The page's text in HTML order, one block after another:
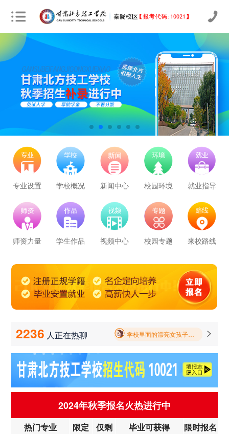
专业设置 学校概况 新闻中心 校园环境 就业指导
师资力量 学生作品 视频中心 校园专题 来校路线
2236 人正在热聊
学校里面的漂亮女孩子多不多呀
报名要带哪些东西
毕业以后的就业率怎么样呀
学校环境怎么样啊 视频上看上去还挺不 错的 有实地去看过的么
学校里面的漂亮女孩子多不多呀 
2024年秋季报名火热进行中
热门专业 限定 仅剩 毕业可获得 限时报名
农业机械运维 30 23 技能证书+学历证书 立即预约
通信运营服务 30 23 技能证书+学历证书 立即预约
计算机应用与维修 50 39 技能证书+学历证书 立即预约
幼儿教育 150 116 技能证书+学历证书 立即预约
轨道交通车辆运检 50 39 技能证书+学历证书 立即预约
铁路客运服务 150 116 技能证书+学历证书 立即预约
新能源汽车技术 150 116 技能证书+学历证书 立即预约
立即预约
电梯工程技术 30 23 技能证书+学历证书 立即预约
技能证书+学历证书 立即预约
美容美发 50
烹饪(中西式面点)
烹饪(中式烹调) 40 31 技能证书+学历证书 立即预约
健康服务与管理 40 31 技能证书+学历证书 立即预约
90 69 技能证书+学历证书
化工工艺 30 23 技能证书+学历证书 立即预约